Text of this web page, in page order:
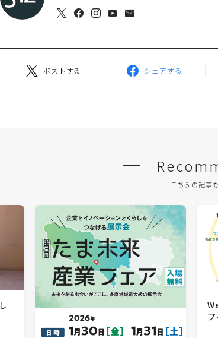
ポストする シェアする
こちらの記事